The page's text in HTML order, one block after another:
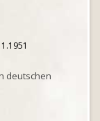
deutschen